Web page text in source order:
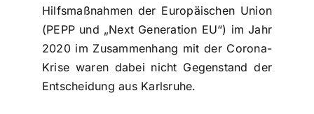
Hilfsmaßnahmen der Europäischen Union
(PEPP und „Next Generation EU“) im Jahr
2020 im Zusammenhang mit der Corona-
Krise waren dabei nicht Gegenstand der
Entscheidung aus Karlsruhe.